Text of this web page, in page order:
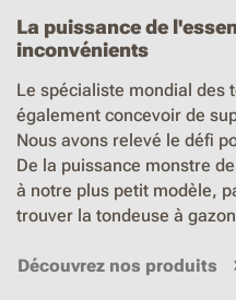
La puissance de
inconvénients
Le spécialiste mondial des
également concevoir de
Nous avons relevé le défi
De la puissance monstre
à notre plus petit modèle,
trouver la tondeuse à
Découvrez nos produits